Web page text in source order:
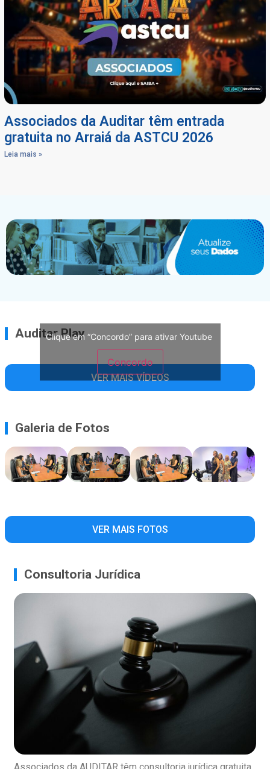
Associados da Auditar têm entrada
gratuita no Arraiá da ASTCU 2026
Leia mais »
Auditar Play
Clique em “Concordo” para ativar Youtube
Concordo
VER MAIS VÍDEOS
Galeria de Fotos
VER MAIS FOTOS
Consultoria Jurídica
Associados da AUDITAR têm consultoria jurídica gratuita